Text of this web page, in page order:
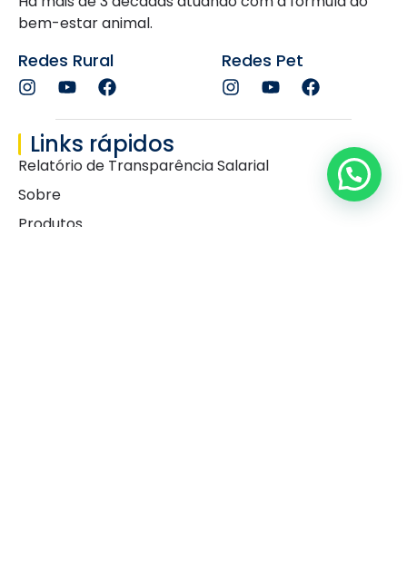
bem-estar animal.
Redes Rural Redes Pet
Links rápidos
Relatório de Transparência Salarial
Sobre
Produtos